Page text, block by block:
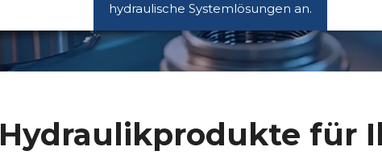
hydraulische Systemlösungen an.
Hydraulikprodukte für